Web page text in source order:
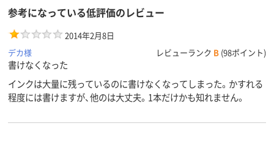
参考になっている低評価のレビュー
2014年2月8日
デカ様
レビューランク B (98ポイント)
書けなくなった
インクは大量に残っているのに書けなくなってしまった。かすれる
程度には書けますが、他のは大丈夫。1本だけかも知れません。